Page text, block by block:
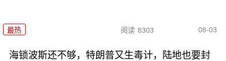
最热 阅读 8303 08-03
海锁波斯还不够，特朗普又生毒计，陆地也要封